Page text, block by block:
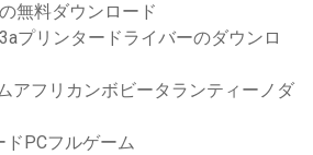
無料ダウンロード
プリンタードライバーのダウンロ
アフリカンボビータランティーノダ
ドPCフルゲーム